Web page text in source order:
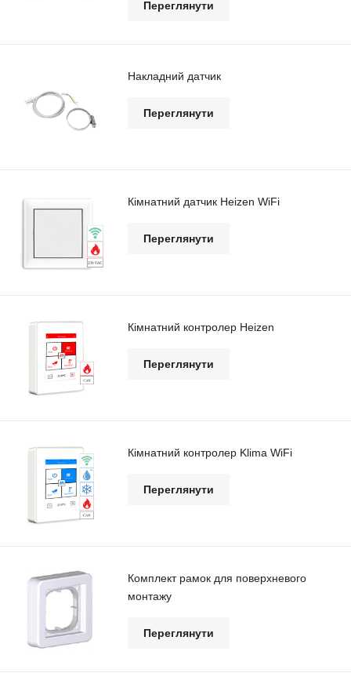
Переглянути
Накладний датчик
Переглянути
Кімнатний датчик Heizen WiFi
Переглянути
Кімнатний контролер Heizen
Переглянути
Кімнатний контролер Klima WiFi
Переглянути
Комплект рамок для поверхневого
монтажу
Переглянути